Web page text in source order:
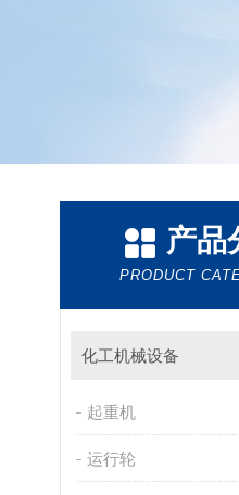
产品
PRODUCT
化工机械设备
起重机
运行轮